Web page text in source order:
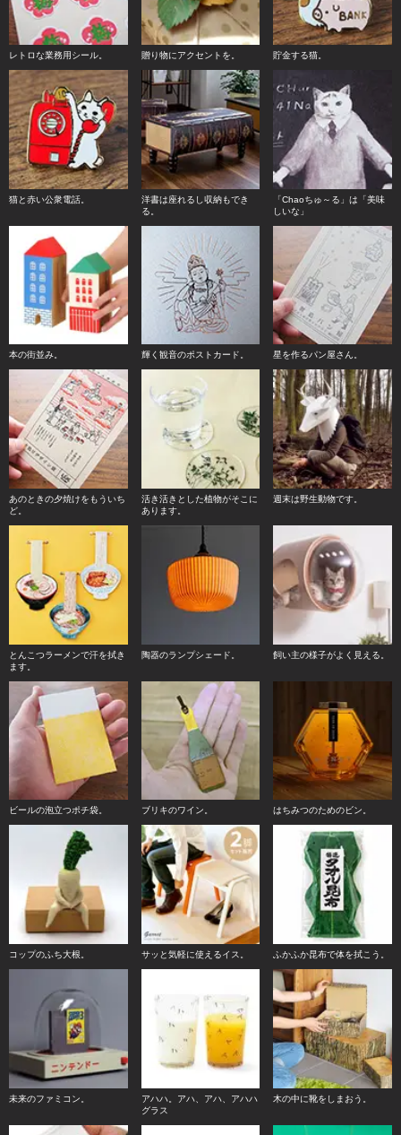
レトロな業務用シール。 贈り物にアクセントを。 貯金する猫。
猫と赤い公衆電話。
洋書は座れるし収納もでき
る。
「Chaoちゅ～る」は「美味
しいな」
本の街並み。 輝く観音のポストカード。 星を作るパン屋さん。
あのときの夕焼けをもういち
ど。
活き活きとした植物がそこに
あります。
週末は野生動物です。
とんこつラーメンで汗を拭き
ます。
陶器のランプシェード。 飼い主の様子がよく見える。
ビールの泡立つポチ袋。 ブリキのワイン。 はちみつのためのビン。
コップのふち大根。 サッと気軽に使えるイス。 ふかふか昆布で体を拭こう。
未来のファミコン。
アハハ。アハ、アハ、アハハ
グラス
木の中に靴をしまおう。